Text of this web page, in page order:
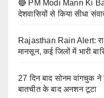
🔴 PM Modi Mann Ki
देशवासियों से किया सीधा
Rajasthan Rain Alert:
मानसून, कई जिलों में भारी
27 दिन बाद सोनम वांगचुक
बातचीत के बाद अनशन टूटा